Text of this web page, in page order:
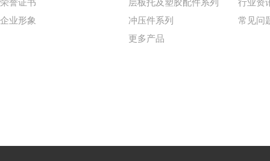
荣誉证书
企业形象
层板托及塑胶配件系列
冲压件系列
更多产品
行业资
常见问